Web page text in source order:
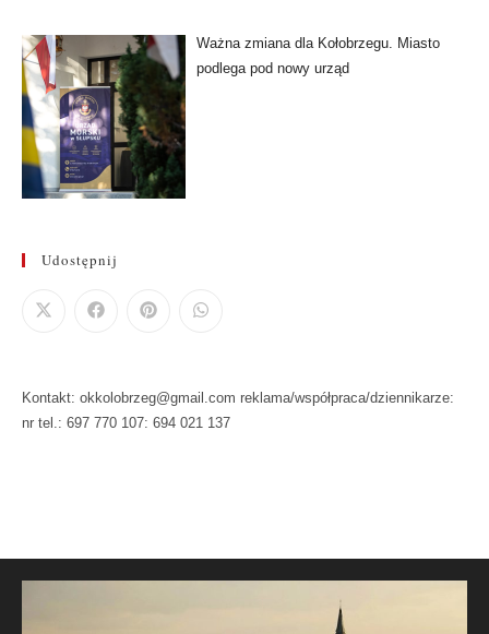
Ważna zmiana dla Kołobrzegu. Miasto
podlega pod nowy urząd
Udostępnij
Kontakt: okkolobrzeg@gmail.com reklama/współpraca/dziennikarze:
nr tel.: 697 770 107: 694 021 137